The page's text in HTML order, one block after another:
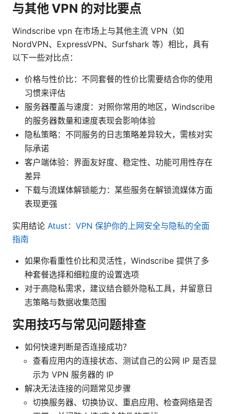
与其他 VPN 的对比要点
Windscribe vpn 在市场上与其他主流 VPN（如
NordVPN、ExpressVPN、Surfshark 等）相比，具有
以下一些对比点：
价格与性价比：不同套餐的性价比需要结合你的使用
习惯来评估
服务器覆盖与速度：对照你常用的地区，Windscribe
的服务器数量和速度表现会影响体验
隐私策略：不同服务的日志策略差异较大，需核对实
际承诺
客户端体验：界面友好度、稳定性、功能可用性存在
差异
下载与流媒体解锁能力：某些服务在解锁流媒体方面
表现更强
实用结论 Atust：VPN 保护你的上网安全与隐私的全面
指南
如果你看重性价比和灵活性，Windscribe 提供了多
种套餐选择和细粒度的设置选项
对于高隐私需求，建议结合额外隐私工具，并留意日
志策略与数据收集范围
实用技巧与常见问题排查
如何快速判断是否连接成功？
查看应用内的连接状态、测试自己的公网 IP 是否显
示为 VPN 服务器的 IP
解决无法连接的问题常见步骤
切换服务器、切换协议、重启应用、检查网络是否